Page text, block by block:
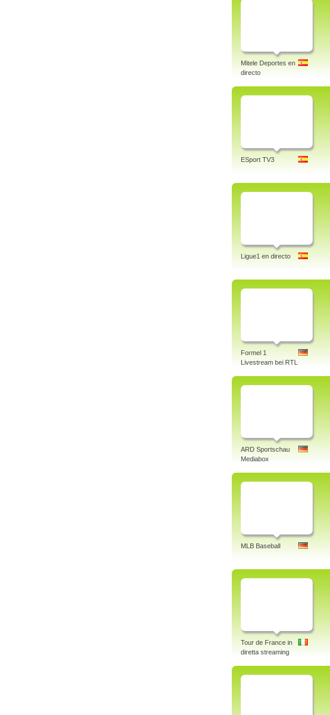
Mitele Deportes en
directo
ESport TV3
Ligue1 en directo
Formel 1
Livestream bei RTL
ARD Sportschau
Mediabox
MLB Baseball
Tour de France in
diretta streaming